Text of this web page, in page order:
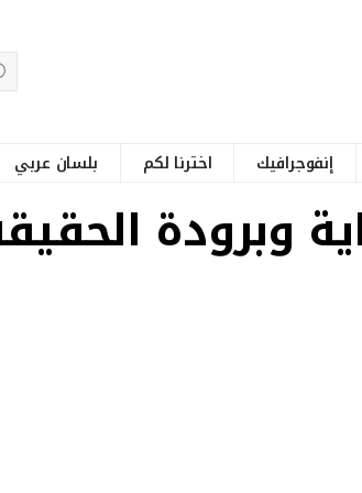
إنفوجرافيك اخترنا لكم بلسان عربي
وبرودة